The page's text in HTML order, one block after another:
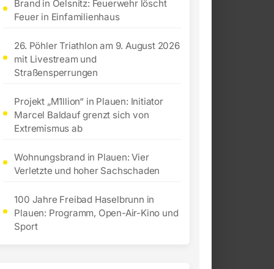
Brand in Oelsnitz: Feuerwehr löscht
Feuer in Einfamilienhaus
26. Pöhler Triathlon am 9. August 2026
mit Livestream und
Straßensperrungen
Projekt „M1llion“ in Plauen: Initiator
Marcel Baldauf grenzt sich von
Extremismus ab
Wohnungsbrand in Plauen: Vier
Verletzte und hoher Sachschaden
100 Jahre Freibad Haselbrunn in
Plauen: Programm, Open-Air-Kino und
Sport